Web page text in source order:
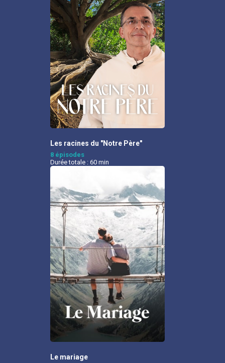
Les racines du "Notre Père"
8 épisodes
Durée totale : 60 min
Le mariage